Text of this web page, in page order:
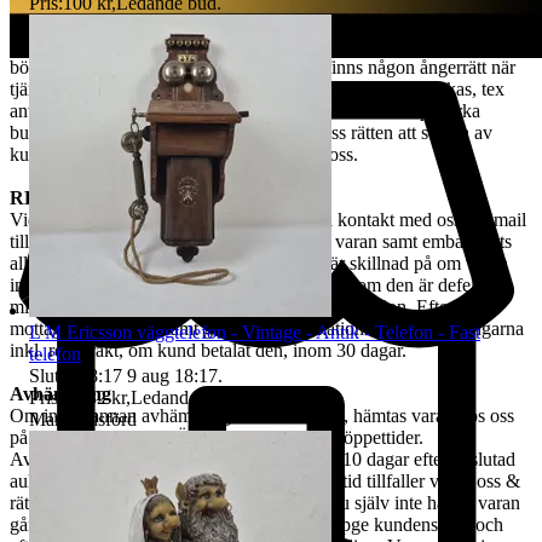
konsumenten/köparen uttryckligen har samtyckt till att tjänsten
börjar utföras och gått med på att det inte finns någon ångerrätt när
tjänsten har fullgjorts. Om misstanke att ångerrätt missbrukas, tex
används för att ej behöva stå fast vid bud och därmed påverka
budgivningsprocessen, förbehåller sig vi oss rätten att stänga av
kundens konto för vidare budgivning hos oss.
REKLAMATION
Vid Reklamation ska kunden omgående ta kontakt med oss via mail
till tradera@jabab.se samt bifoga bilder på varan samt emballagets
alla sidor och packmateriel. Notera att det är skillnad på om varan
inte lever upp till kundens förväntningar eller om den är defekt,
mindre defekter är inte ett giltigt skäl till reklamation. Efter
mottagande av vara samt godkänd reklamation återbetalas pengarna
inkl. returfrakt, om kund betalat den, inom 30 dagar.
Avhämtning
Om ingen annan avhämtningsadress angetts, hämtas varan hos oss
på Tjalmargatan 4B i Östersund under våra öppettider.
Avhämtning av vunna varor skall ske inom 10 dagar efter avslutad
auktion. Om varan ej hämtas inom angiven tid tillfaller varan oss &
rätten till återbetalning är förbrukad. Kan Du själv inte hämta varan
går det skicka ett ombud. Ombudet skall uppge kundens för- och
L M Ericsson väggtelefon - Vintage - Antik - Telefon - Fast
telefon
Sluttid
18:17 9 aug 18:17.
Pris:
1 182 kr,Ledande bud
Marknadsförd